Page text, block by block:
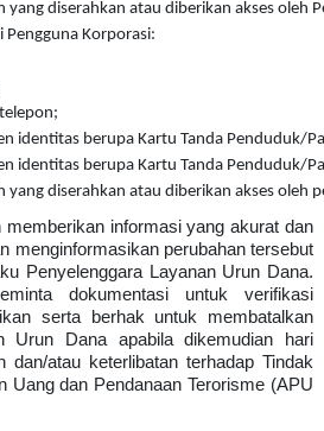
yang diserahkan atau diberikan akses oleh
Pengguna Korporasi:
identitas berupa Kartu Tanda Penduduk/
identitas berupa Kartu Tanda Penduduk/
yang diserahkan atau diberikan akses oleh
memberikan informasi yang akurat dan
menginformasikan perubahan tersebut
Penyelenggara Layanan Urun Dana.
dokumentasi untuk verifikasi
serta berhak untuk membatalkan
Urun Dana apabila dikemudian hari
dan/atau keterlibatan terhadap Tindak
Uang dan Pendanaan Terorisme (APU